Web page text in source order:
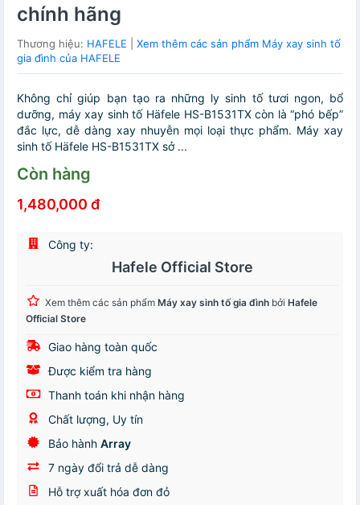
chính hãng
Thương hiệu: HAFELE
Xem thêm các sản phẩm Máy xay sinh tố
gia đình của HAFELE
Không chỉ giúp bạn tạo ra những ly sinh tố tươi ngon, bổ
dưỡng, máy xay sinh tố Häfele HS-B1531TX còn là “phó bếp”
đắc lực, dễ dàng xay nhuyễn mọi loại thực phẩm. Máy xay
sinh tố Häfele HS-B1531TX sở ...
Còn hàng
1,480,000 đ
Công ty:
Hafele Official Store
Xem thêm các sản phẩm Máy xay sinh tố gia đình bởi Hafele
Official Store
Giao hàng toàn quốc
Được kiểm tra hàng
Thanh toán khi nhận hàng
Chất lượng, Uy tín
Bảo hành Array
7 ngày đổi trả dễ dàng
Hỗ trợ xuất hóa đơn đỏ